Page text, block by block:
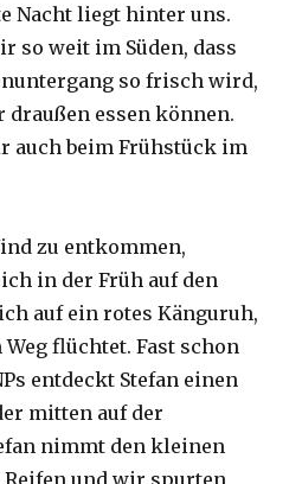
Nacht liegt hinter uns.
so weit im Süden, dass
so frisch wird,
essen können.
auch beim Frühstück im
zu entkommen,
in der Früh auf den
auf ein rotes Känguruh,
flüchtet. Fast schon
entdeckt Stefan einen
mitten auf der
nimmt den kleinen
und wir spurten